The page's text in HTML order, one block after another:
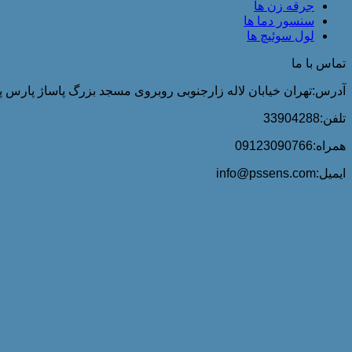
جرقه زن ها
سنسور دما ها
لول سوئیچ ها
تماس با ما
آدرس:تهران خیابان لاله زارجنوبی روبروی مسجد بزرگ پاساژ پارس
تلفن:33904288
همراه:09123090766
ایمیل:info@pssens.com